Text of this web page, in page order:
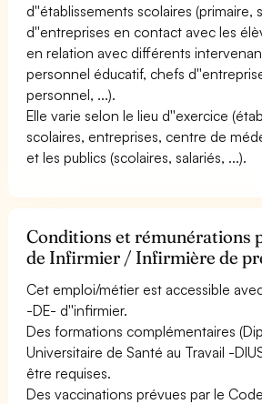
d''établissements scolaires (primaire,
d''entreprises en contact avec les
en relation avec différents
personnel éducatif, chefs
personnel, ...).
Elle varie selon le lieu d''exercice
scolaires, entreprises, centre de
et les publics (scolaires, salariés, ...).
Conditions et rémunérations
de Infirmier / Infirmière de
Cet emploi/métier est accessible
-DE- d''infirmier.
Des formations complémentaires
Universitaire de Santé au Travail -
être requises.
Des vaccinations prévues par le